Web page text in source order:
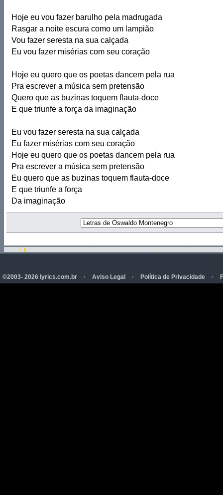
Hoje eu vou fazer barulho pela madrugada
Rasgar a noite escura como um lampião
Vou fazer seresta na sua calçada
Eu vou fazer misérias com seu coração
Hoje eu quero que os poetas dancem pela rua
Pra escrever a música sem pretensão
Quero que as buzinas toquem flauta-doce
E que triunfe a força da imaginação
Eu vou fazer seresta na sua calçada
Eu fazer misérias com seu coração
Hoje eu quero que os poetas dancem pela rua
Pra escrever a música sem pretensão
Eu quero que as buzinas toquem flauta-doce
E que triunfe a força
Da imaginação
©2003- 2026 lyrics.com.br · Aviso Legal · Política de Privacidade ·